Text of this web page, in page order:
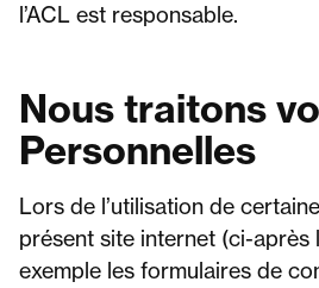
l’ACL est responsable.
Nous traitons
Personnelles
Lors de l’utilisation de
présent site internet (ci-après
exemple les formulaires de